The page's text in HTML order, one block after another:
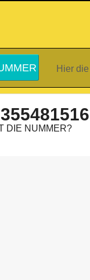
Hier die
DIE NUMMER?